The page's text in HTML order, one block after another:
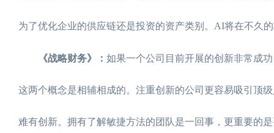
为了优化企业的供应链还是投资的资产类别。AI将在不久
《战略财务》： 如果一个公司目前开展的创新非常成
这两个概念是相辅相成的。注重创新的公司更容易吸引顶
难有创新。拥有了解敏捷方法的团队是一回事，更重要的